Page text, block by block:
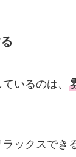
いるのは、
ックスでき